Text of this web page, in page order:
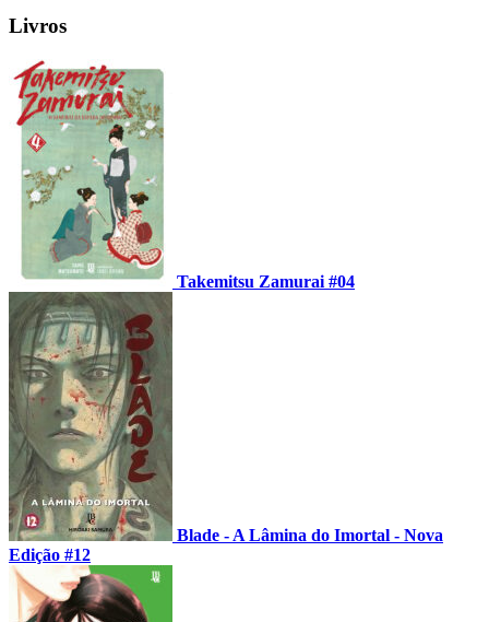
Livros
Takemitsu Zamurai #04
Blade - A Lâmina do Imortal - Nova
Edição #12